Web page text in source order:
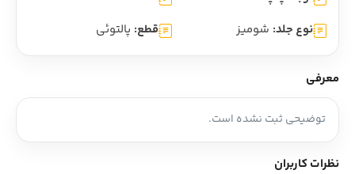
نوع جلد: شومیز قطع: پالتوئی
معرفی
توضیحی ثبت نشده است.
نظرات کاربران